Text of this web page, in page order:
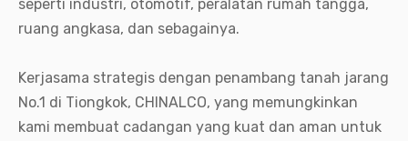
seperti industri, otomotif, peralatan rumah tangga,
ruang angkasa, dan sebagainya.
Kerjasama strategis dengan penambang tanah jarang
No.1 di Tiongkok, CHINALCO, yang memungkinkan
kami membuat cadangan yang kuat dan aman untuk